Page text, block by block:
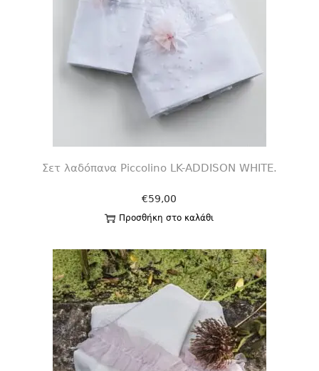
Σετ λαδόπανα Piccolino LK-ADDISON WHITE.
€59,00
Προσθήκη στο καλάθι